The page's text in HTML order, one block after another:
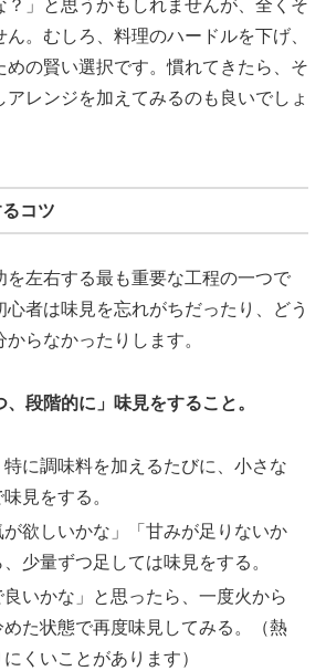
？」と思うかもしれませんが、全くそ
。むしろ、料理のハードルを下げ、
めの賢い選択です。慣れてきたら、そ
アレンジを加えてみるのも良いでしょ
コツ
を左右する最も重要な工程の一つで
者は味見を忘れがちだったり、どう
らなかったりします。
段階的に」味見をすること。
に調味料を加えるたびに、小さな
見をする。
が欲しいかな」「甘みが足りないか
少量ずつ足しては味見をする。
良いかな」と思ったら、一度火から
た状態で再度味見してみる。（熱
くいことがあります）